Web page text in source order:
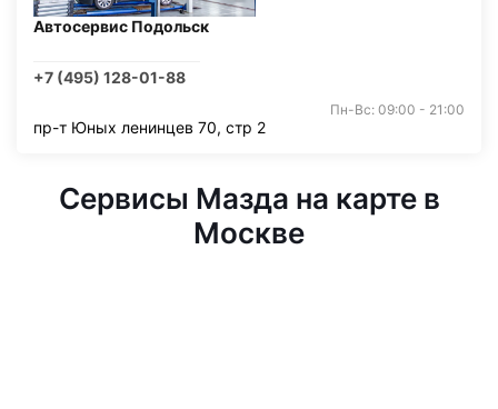
Автосервис Подольск
+7 (495) 128-01-88
Пн-Вс: 09:00 - 21:00
пр-т Юных ленинцев 70, стр 2
Сервисы Мазда на карте в
Москве